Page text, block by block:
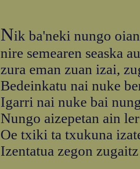
Nik ba'neki nungo
nire semearen seaska
zura eman zuan izai,
Bedeinkatu nai nuke
Igarri nai nuke bai
Nungo aizepetan ain
Oe txiki ta txukuna
Izentatua zegon